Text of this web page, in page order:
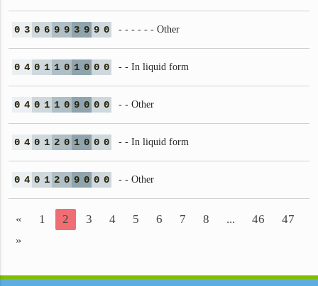
0 3 0 6 9 9 3 9 9 0 - - - - - - Other
0 4 0 1 1 0 1 0 0 0 - - In liquid form
0 4 0 1 1 0 9 0 0 0 - - Other
0 4 0 1 2 0 1 0 0 0 - - In liquid form
0 4 0 1 2 0 9 0 0 0 - - Other
« 1 2 3 4 5 6 7 8 ... 46
47
»